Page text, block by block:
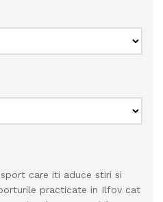
care iti aduce stiri si
practicate in Ilfov cat